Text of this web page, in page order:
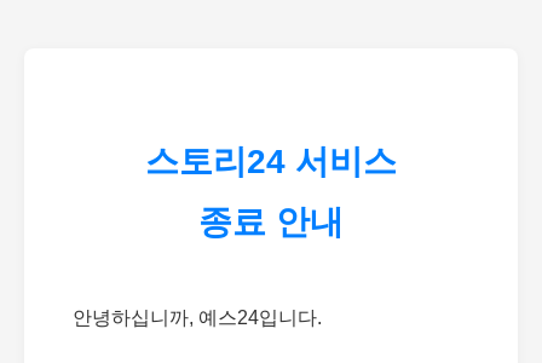
스토리24 서비스
종료 안내
안녕하십니까, 예스24입니다.